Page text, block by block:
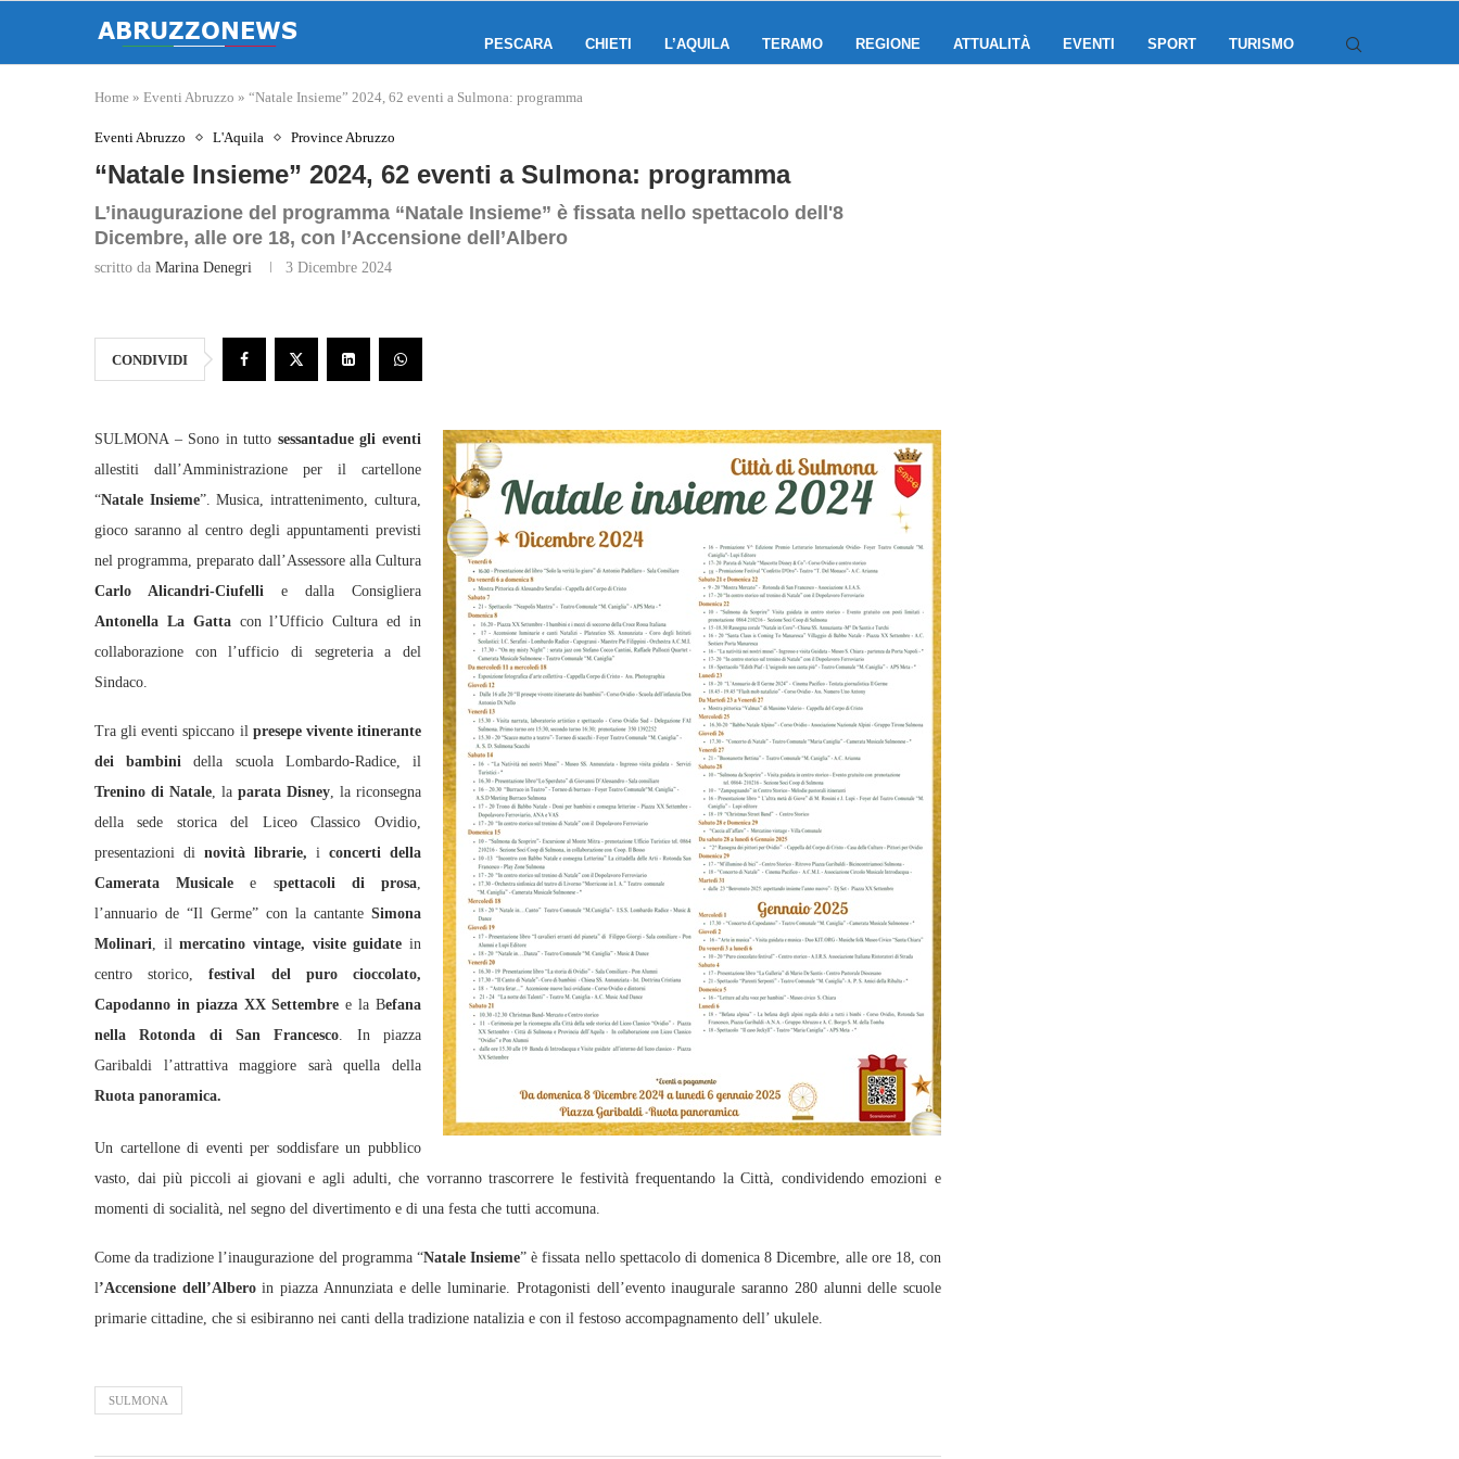
PESCARA CHIETI L’AQUILA TERAMO REGIONE ATTUALITÀ EVENTI SPORT TURISMO
Home » Eventi Abruzzo » “Natale Insieme” 2024, 62 eventi a Sulmona: programma
Eventi Abruzzo L'Aquila Province Abruzzo
“Natale Insieme” 2024, 62 eventi a Sulmona: programma
L’inaugurazione del programma “Natale Insieme” è fissata nello spettacolo dell'8
Dicembre, alle ore 18, con l’Accensione dell’Albero
scritto da Marina Denegri 3 Dicembre 2024
CONDIVIDI
SULMONA – Sono in tutto sessantadue gli eventi
allestiti dall’Amministrazione per il cartellone
“Natale Insieme”. Musica, intrattenimento, cultura,
gioco saranno al centro degli appuntamenti previsti
nel programma, preparato dall’Assessore alla Cultura
Carlo Alicandri-Ciufelli e dalla Consigliera
Antonella La Gattacon l’Ufficio Cultura ed in
collaborazione con l’ufficio di segreteria a del
Sindaco.
Tra gli eventi spiccano il presepe vivente itinerante
dei bambini della scuola Lombardo-Radice, il
Trenino di Natale, la parata Disney, la riconsegna
della sede storica del Liceo Classico Ovidio,
presentazioni di novità librarie, i concerti della
Camerata Musicale e spettacoli di prosa,
l’annuario de “Il Germe” con la cantante Simona
Molinari, ilmercatino vintage, visite guidate in
centro storico,festival del puro cioccolato,
Capodanno in piazza XX Settembre e la Befana
nella Rotonda di San Francesco. In piazza
Garibaldi l’attrattiva maggiore sarà quella della
Ruota panoramica.
Un cartellone di eventi per soddisfare un pubblico
vasto, dai più piccoli ai giovani e agli adulti, che vorranno trascorrere le festività frequentando la Città, condividendo emozioni e
momenti di socialità, nel segno del divertimento e di una festa che tutti accomuna.
Come da tradizione l’inaugurazione del programma “Natale Insieme” è fissata nello spettacolo di domenica 8 Dicembre, alle ore 18, con
l’Accensione dell’Alberoin piazza Annunziata e delle luminarie. Protagonisti dell’evento inaugurale saranno 280 alunni delle scuole
primarie cittadine, che si esibiranno nei canti della tradizione natalizia e con il festoso accompagnamento dell’ ukulele.
SULMONA